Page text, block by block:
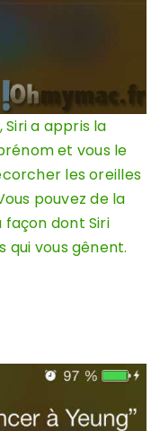
Siri a appris la
et vous le
les oreilles
pouvez de la
dont Siri
vous gênent.